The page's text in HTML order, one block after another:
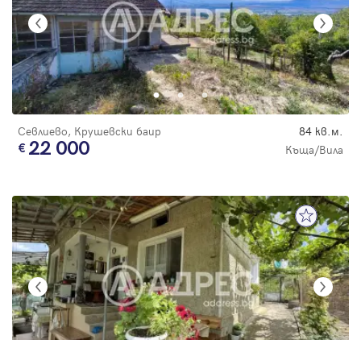
Севлиево, Крушевски баир 84 кв.м.
22 000 Къща/Вила